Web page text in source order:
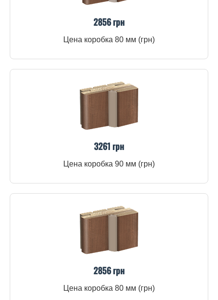
2856 грн
Цена коробка 80 мм (грн)
3261 грн
Цена коробка 90 мм (грн)
2856 грн
Цена коробка 80 мм (грн)